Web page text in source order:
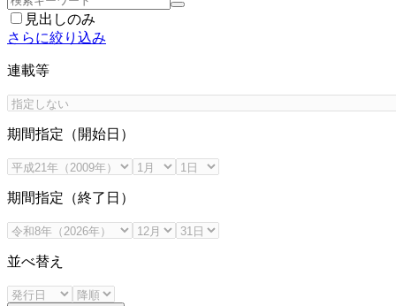
見出しのみ
さらに絞り込み
連載等
期間指定（開始日）
期間指定（終了日）
並べ替え